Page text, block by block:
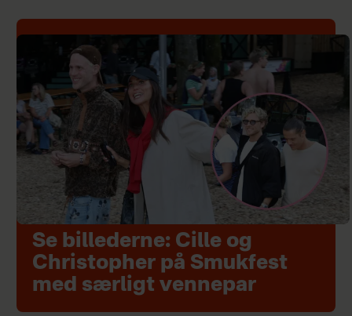
Se billederne: Cille og
Christopher på Smukfest
med særligt vennepar